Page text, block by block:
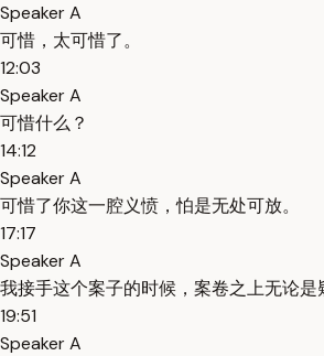
Speaker A
可惜，太可惜了。
12:03
Speaker A
可惜什么？
14:12
Speaker A
可惜了你这一腔义愤，怕是无处可放。
17:17
Speaker A
我接手这个案子的时候，案卷之上无论
19:51
Speaker A